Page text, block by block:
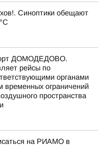
Синоптики обещают
ДОМОДЕДОВО.
рейсы по
органами
временных ограничений
пространства
на РИАМО в